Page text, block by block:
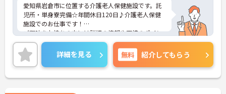
愛知県岩倉市に位置する介護老人保健施設です。託
児所・単身寮完備☆年間休日120日♪介護老人保健
施設でのお仕事です！
ご興味をお持ちの方には詳細の情報や面接のポイン
トをお伝えしますのでお気軽にお問い合わせくださ
いませ。
詳細を見る 無料 紹介してもらう